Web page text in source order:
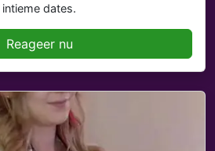
intieme dates.
Reageer nu